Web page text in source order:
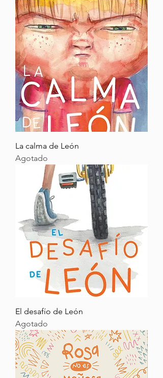
La calma de León
Agotado
El desafío de León
Agotado